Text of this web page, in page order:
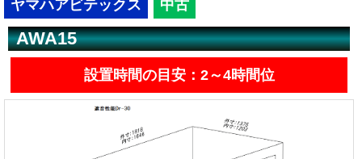
アビテックス3畳～
カワイナサール
その他防音室
エアコンの設置方法
遮音性能の違いを体験
店舗までの案内地図
お問い合わせ
ヤマハアビテックス 中古
AWA15
設置時間の目安：2～4時間位